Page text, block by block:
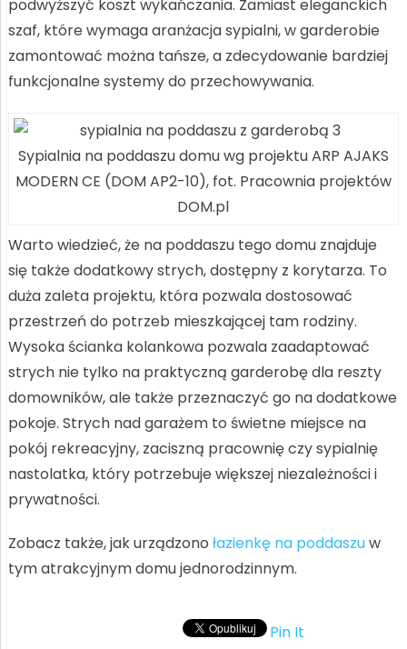
podwyższyć koszt wykańczania. Zamiast eleganckich
szaf, które wymaga aranżacja sypialni, w garderobie
zamontować można tańsze, a zdecydowanie bardziej
funkcjonalne systemy do przechowywania.
Sypialnia na poddaszu domu wg projektu ARP AJAKS
MODERN CE (DOM AP2-10), fot. Pracownia projektów
DOM.pl
Warto wiedzieć, że na poddaszu tego domu znajduje
się także dodatkowy strych, dostępny z korytarza. To
duża zaleta projektu, która pozwala dostosować
przestrzeń do potrzeb mieszkającej tam rodziny.
Wysoka ścianka kolankowa pozwala zaadaptować
strych nie tylko na praktyczną garderobę dla reszty
domowników, ale także przeznaczyć go na dodatkowe
pokoje. Strych nad garażem to świetne miejsce na
pokój rekreacyjny, zaciszną pracownię czy sypialnię
nastolatka, który potrzebuje większej niezależności i
prywatności.
Zobacz także, jak urządzono łazienkę na poddaszuw
tym atrakcyjnym domu jednorodzinnym.
Pin It